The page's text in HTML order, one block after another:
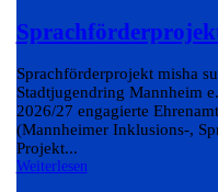
Sprachförderprojekt misha
Stadtjugendring Mannheim
2026/27 engagierte
(Mannheimer Inklusions-,
Projekt...
Weiterlesen